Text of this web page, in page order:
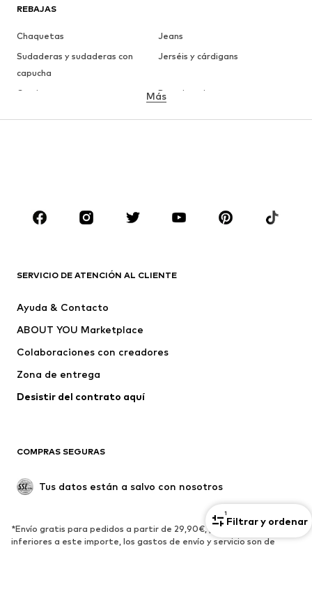
1
Filtrar y ordenar
REBAJAS
Chaquetas
Jeans
Sudaderas y sudaderas con
capucha
Jerséis y cárdigans
Camisetas
Ropa interior
ROPA
Camisetas
Jeans
Pantalones
Ropa interior
Jerséis y cárdigans
Trajes y chaquetas
Ropa de baño
Nuevo
Tendencia
Zapatillas de deporte
Zapatos bajos
Zapatos deportivos
Más
SERVICIO DE ATENCIÓN AL CLIENTE
Ayuda & Contacto
ABOUT YOU Marketplace
Colaboraciones con creadores
Zona de entrega
Desistir del contrato aquí
COMPRAS SEGURAS
Tus datos están a salvo con nosotros
*Envío gratis para pedidos a partir de 29,90€, para compras
inferiores a este importe, los gastos de envío y servicio son de